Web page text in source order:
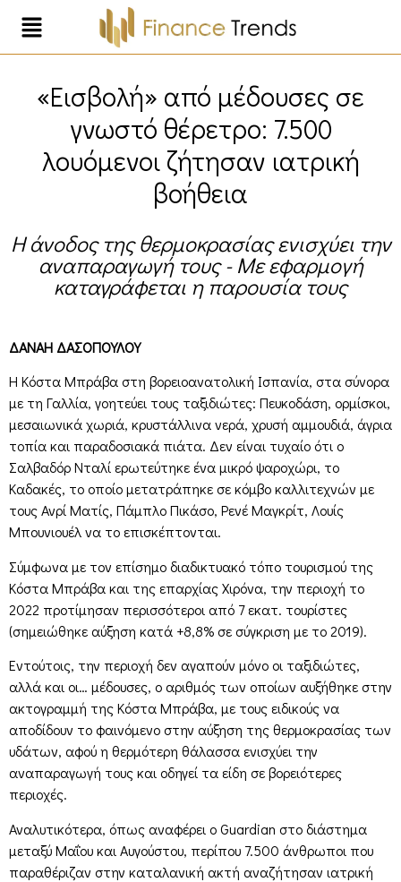
«Εισβολή» από μέδουσες σε
γνωστό θέρετρο: 7.500
λουόμενοι ζήτησαν ιατρική
βοήθεια
Η άνοδος της θερμοκρασίας ενισχύει την
αναπαραγωγή τους - Με εφαρμογή
καταγράφεται η παρουσία τους
ΔΑΝΑΗ ΔΑΣΟΠΟΥΛΟΥ
Η Κόστα Μπράβα στη βορειοανατολική Ισπανία, στα σύνορα
με τη Γαλλία, γοητεύει τους ταξιδιώτες: Πευκοδάση, ορμίσκοι,
μεσαιωνικά χωριά, κρυστάλλινα νερά, χρυσή αμμουδιά, άγρια
τοπία και παραδοσιακά πιάτα. Δεν είναι τυχαίο ότι ο
Σαλβαδόρ Νταλί ερωτεύτηκε ένα μικρό ψαροχώρι, το
Καδακές, το οποίο μετατράπηκε σε κόμβο καλλιτεχνών με
τους Ανρί Ματίς, Πάμπλο Πικάσο, Ρενέ Μαγκρίτ, Λουίς
Μπουνιουέλ να το επισκέπτονται.
Σύμφωνα με τον επίσημο διαδικτυακό τόπο τουρισμού της
Κόστα Μπράβα και της επαρχίας Χιρόνα, την περιοχή το
2022 προτίμησαν περισσότεροι από 7 εκατ. τουρίστες
(σημειώθηκε αύξηση κατά +8,8% σε σύγκριση με το 2019).
Εντούτοις, την περιοχή δεν αγαπούν μόνο οι ταξιδιώτες,
αλλά και οι… μέδουσες, ο αριθμός των οποίων αυξήθηκε στην
ακτογραμμή της Κόστα Μπράβα, με τους ειδικούς να
αποδίδουν το φαινόμενο στην αύξηση της θερμοκρασίας των
υδάτων, αφού η θερμότερη θάλασσα ενισχύει την
αναπαραγωγή τους και οδηγεί τα είδη σε βορειότερες
περιοχές.
Αναλυτικότερα, όπως αναφέρει ο Guardian στο διάστημα
μεταξύ Μαΐου και Αυγούστου, περίπου 7.500 άνθρωποι που
παραθέριζαν στην καταλανική ακτή αναζήτησαν ιατρική